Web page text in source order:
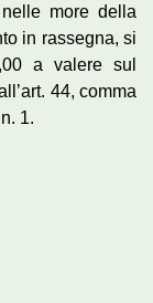
more della
in rassegna, si
a valere sul
44, comma
1.